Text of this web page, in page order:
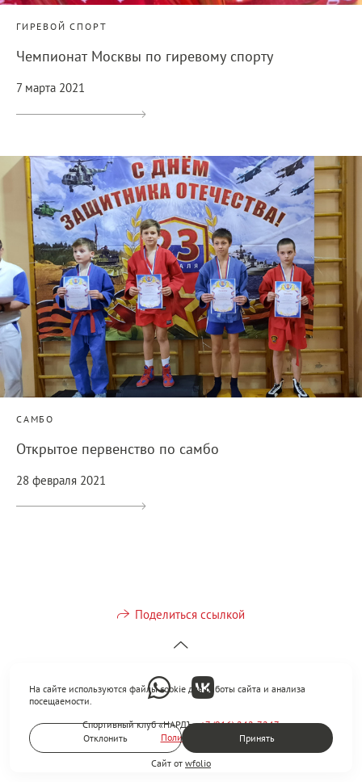
ГИРЕВОЙ СПОРТ
Чемпионат Москвы по гиревому спорту
7 марта 2021
САМБО
Открытое первенство по самбо
28 февраля 2021
Поделиться ссылкой
Спортивный клуб «НАРДЪ»+7 (916) 242-7247
Политика
Сайт от wfolio
На сайте используются файлы cookie для работы сайта и анализа
посещаемости.
Отклонить Принять